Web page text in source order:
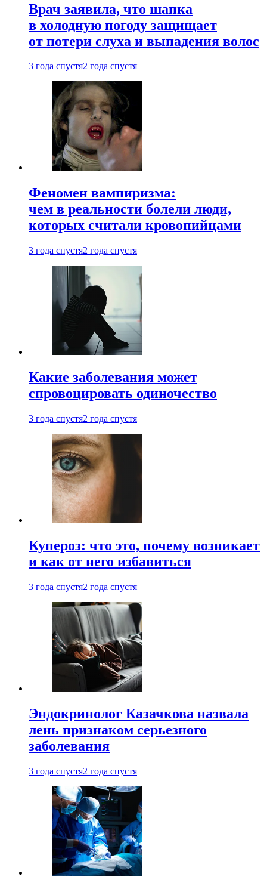
Врач заявила, что шапка
в холодную погоду защищает
от потери слуха и выпадения волос
3 года спустя2 года спустя
Феномен вампиризма:
чем в реальности болели люди,
которых считали кровопийцами
3 года спустя2 года спустя
Какие заболевания может
спровоцировать одиночество
3 года спустя2 года спустя
Купероз: что это, почему возникает
и как от него избавиться
3 года спустя2 года спустя
Эндокринолог Казачкова назвала
лень признаком серьезного
заболевания
3 года спустя2 года спустя